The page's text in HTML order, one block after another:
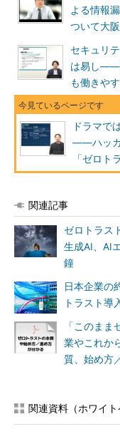
よる情報
ついて大
セキュリ
は易し――
も働きや
ドラマで
――ハッカ
「ゼロト
関連記事
ゼロトラス
生成AI、AI
鐘
日本企業の
トラスト
「このま
業やこれか
質、始め方
関連資料（ホワイト